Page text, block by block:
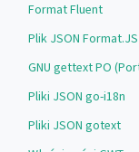
Format Fluent
Plik JSON Format.JS
GNU gettext PO
Pliki JSON go-i18n
Pliki JSON gotext